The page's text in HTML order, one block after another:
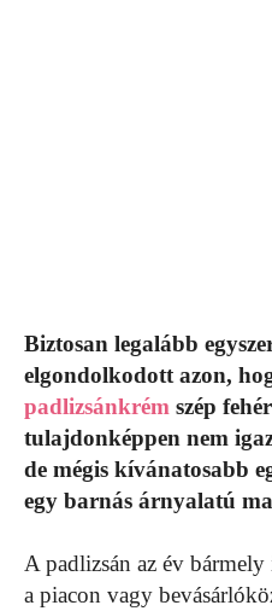
Biztosan legalább
elgondolkodott azon,
padlizsánkrém szép
tulajdonképpen nem
de mégis kívánatosabb
egy barnás árnyalatú
A padlizsán az év
a piacon vagy